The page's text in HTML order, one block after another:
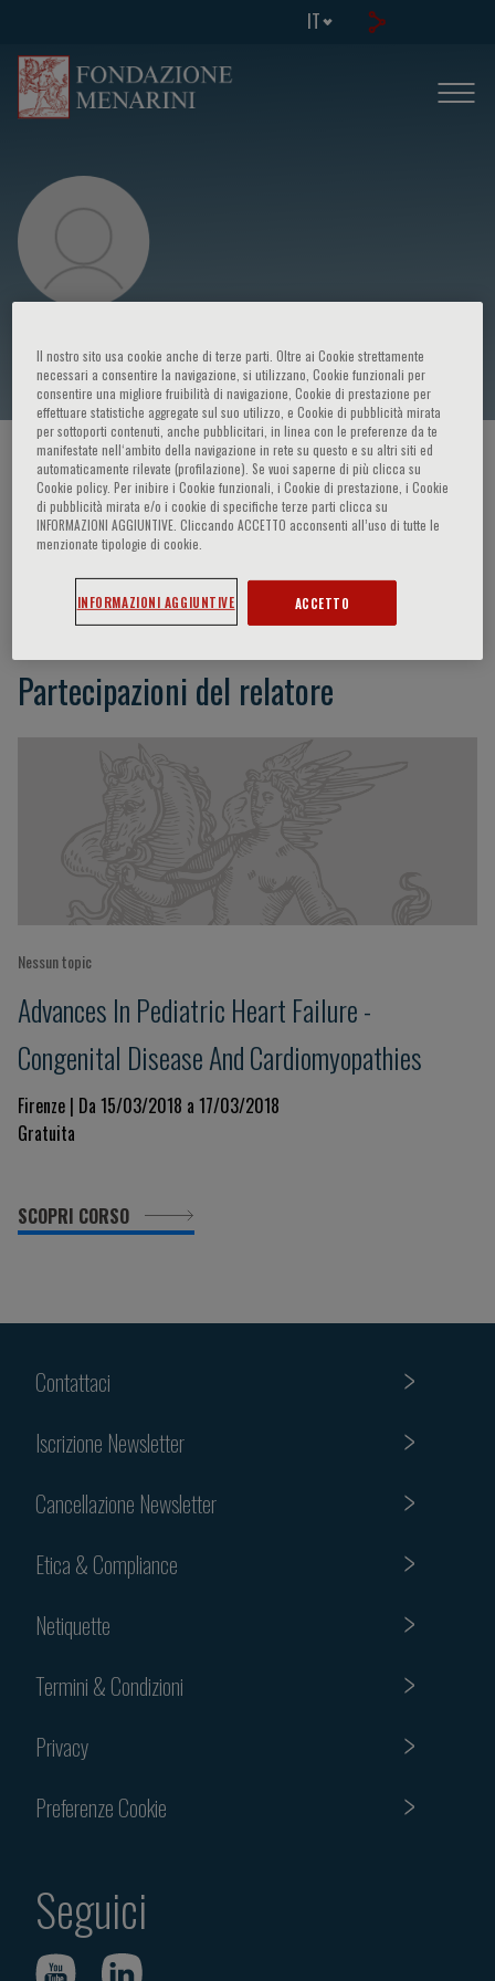
IT
Alice Brambilla
HOME PAGE / CORSI ED EVENTI / RELATORE
Alice Brambilla
Partecipazioni del relatore
Nessun topic
Advances In Pediatric Heart Failure -
Congenital Disease And Cardiomyopathies
Firenze | Da 15/03/2018 a 17/03/2018
Gratuita
SCOPRI CORSO
Contattaci
Iscrizione Newsletter
Cancellazione Newsletter
Etica & Compliance
Netiquette
Termini & Condizioni
Privacy
Preferenze Cookie
Seguici
Il nostro sito usa cookie anche di terze parti. Oltre ai Cookie strettamente
necessari a consentire la navigazione, si utilizzano, Cookie funzionali per
consentire una migliore fruibilità di navigazione, Cookie di prestazione per
effettuare statistiche aggregate sul suo utilizzo, e Cookie di pubblicità mirata
per sottoporti contenuti, anche pubblicitari, in linea con le preferenze da te
manifestate nell‘ambito della navigazione in rete su questo e su altri siti ed
automaticamente rilevate (profilazione). Se vuoi saperne di più clicca su
Cookie policy. Per inibire i Cookie funzionali, i Cookie di prestazione, i Cookie
di pubblicità mirata e/o i cookie di specifiche terze parti clicca su
INFORMAZIONI AGGIUNTIVE. Cliccando ACCETTO acconsenti all’uso di tutte le
menzionate tipologie di cookie.
INFORMAZIONI AGGIUNTIVE ACCETTO